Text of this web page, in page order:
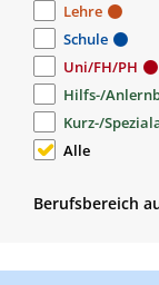
Lehre
Schule
Uni/FH/PH
Hilfs-/
Kurz-/
Alle
Berufsbereich